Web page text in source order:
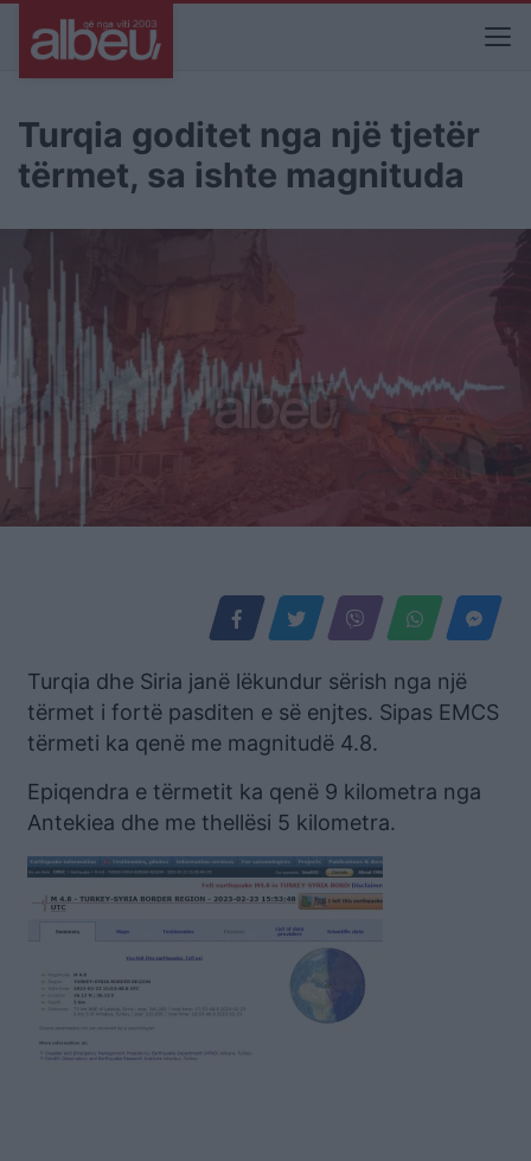
Turqia goditet nga një tjetër
tërmet, sa ishte magnituda
Turqia dhe Siria janë lëkundur sërish nga një
tërmet i fortë pasditen e së enjtes. Sipas EMCS
tërmeti ka qenë me magnitudë 4.8.
Epiqendra e tërmetit ka qenë 9 kilometra nga
Antekiea dhe me thellësi 5 kilometra.